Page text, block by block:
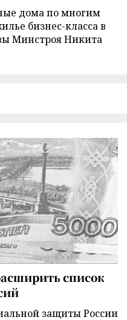
дома по многим
бизнес-класса в
Минстроя Никита
список
защиты России